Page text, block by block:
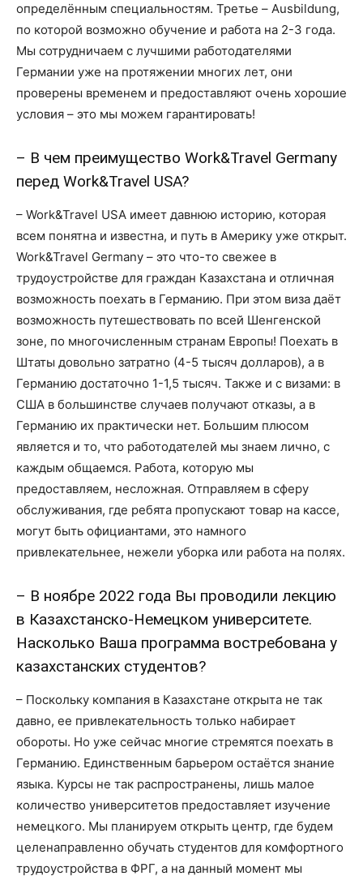
определённым специальностям. Третье – Ausbildung,
по которой возможно обучение и работа на 2-3 года.
Мы сотрудничаем с лучшими работодателями
Германии уже на протяжении многих лет, они
проверены временем и предоставляют очень хорошие
условия – это мы можем гарантировать!
– В чем преимущество Work&Travel Germany
перед Work&Travel USA?
– Work&Travel USA имеет давнюю историю, которая
всем понятна и известна, и путь в Америку уже открыт.
Work&Travel Germany – это что-то свежее в
трудоустройстве для граждан Казахстана и отличная
возможность поехать в Германию. При этом виза даёт
возможность путешествовать по всей Шенгенской
зоне, по многочисленным странам Европы! Поехать в
Штаты довольно затратно (4-5 тысяч долларов), а в
Германию достаточно 1-1,5 тысяч. Также и с визами: в
США в большинстве случаев получают отказы, а в
Германию их практически нет. Большим плюсом
является и то, что работодателей мы знаем лично, с
каждым общаемся. Работа, которую мы
предоставляем, несложная. Отправляем в сферу
обслуживания, где ребята пропускают товар на кассе,
могут быть официантами, это намного
привлекательнее, нежели уборка или работа на полях.
– В ноябре 2022 года Вы проводили лекцию
в Казахстанско-Немецком университете.
Насколько Ваша программа востребована у
казахстанских студентов?
– Поскольку компания в Казахстане открыта не так
давно, ее привлекательность только набирает
обороты. Но уже сейчас многие стремятся поехать в
Германию. Единственным барьером остаётся знание
языка. Курсы не так распространены, лишь малое
количество университетов предоставляет изучение
немецкого. Мы планируем открыть центр, где будем
целенаправленно обучать студентов для комфортного
трудоустройства в ФРГ, а на данный момент мы